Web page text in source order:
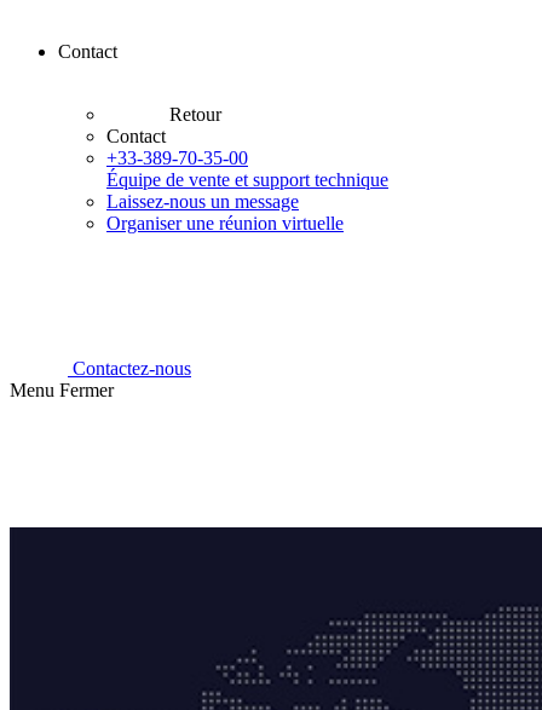
Contact
Retour
Contact
+33-389-70-35-00
Équipe de vente et support technique
Laissez-nous un message
Organiser une réunion virtuelle
Contactez-nous
Menu Fermer